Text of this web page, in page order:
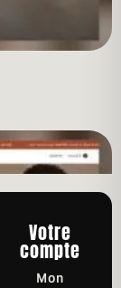
Votre
compte
Mon